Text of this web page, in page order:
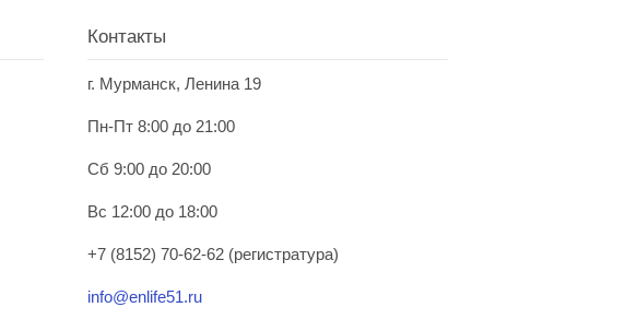
Контакты
г. Мурманск, Ленина 19
Пн-Пт 8:00 до 21:00
Сб 9:00 до 20:00
Вс 12:00 до 18:00
+7 (8152) 70-62-62 (регистратура)
info@enlife51.ru